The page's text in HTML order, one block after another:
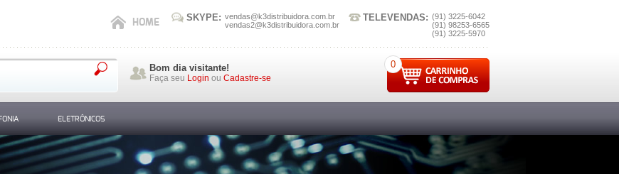
HOME SKYPE: vendas@k3distribuidora.com.br
vendas2@k3distribuidora.com.br
TELEVENDAS: (91) 3225-6042
(91) 98253-6565
(91) 3225-5970
Bom dia visitante!
Faça seu Login ou Cadastre-se
0
ELETRÔNICOS